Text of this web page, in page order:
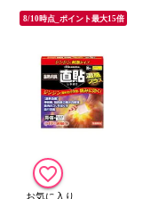
8/10時点_ポイント最大15倍